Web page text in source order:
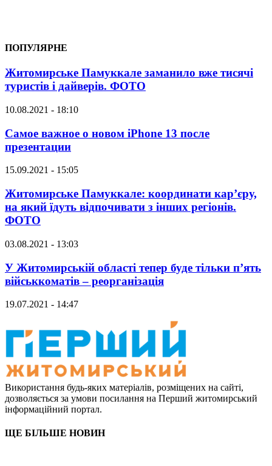
ПОПУЛЯРНЕ
Житомирське Памуккале заманило вже тисячі
туристів і дайверів. ФОТО
10.08.2021 - 18:10
Самое важное о новом iPhone 13 после
презентации
15.09.2021 - 15:05
Житомирське Памуккале: координати кар’єру,
на який їдуть відпочивати з інших регіонів.
ФОТО
03.08.2021 - 13:03
У Житомирській області тепер буде тільки п’ять
військкоматів – реорганізація
19.07.2021 - 14:47
Використання будь-яких матеріалів, розміщених на сайті,
дозволяється за умови посилання на Перший житомирський
інформаційний портал.
ЩЕ БІЛЬШЕ НОВИН